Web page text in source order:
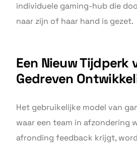
individuele gaming-hub die
naar zijn of haar hand is gezet.
Een Nieuw Tijdperk
Gedreven
Het gebruikelijke model van
waar een team in afzondering
afronding feedback krijgt,